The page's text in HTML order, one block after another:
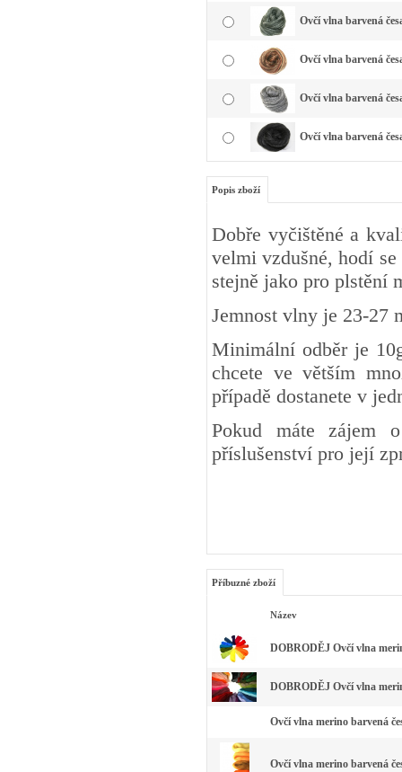
Ovčí vlna barvená
Ovčí vlna barvená
Ovčí vlna barvená
Ovčí vlna barvená
Popis zboží
Dobře vyčištěné a
velmi vzdušné, hodí
stejně jako pro plstění
Jemnost vlny je 23-27
Minimální odběr je
chcete ve větším
případě dostanete v
Pokud máte zájem
příslušenství pro její
Příbuzné zboží
Název
DOBRODĚJ Ovčí vlna
DOBRODĚJ Ovčí vlna
Ovčí vlna merino barvená
Ovčí vlna merino barvená